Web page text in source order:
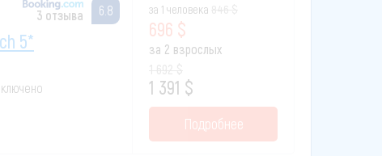
3 отзыва 6.8
5*
за 1 человека
696 $
за 2 взрослых
1 391 $
Подробнее